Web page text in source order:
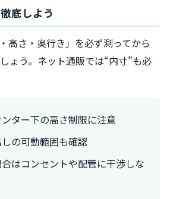
底しよう
高さ・奥行き」を必ず測ってから
ょう。ネット通販では“内寸”も必
ター下の高さ制限に注意
の可動範囲も確認
はコンセントや配管に干渉しな